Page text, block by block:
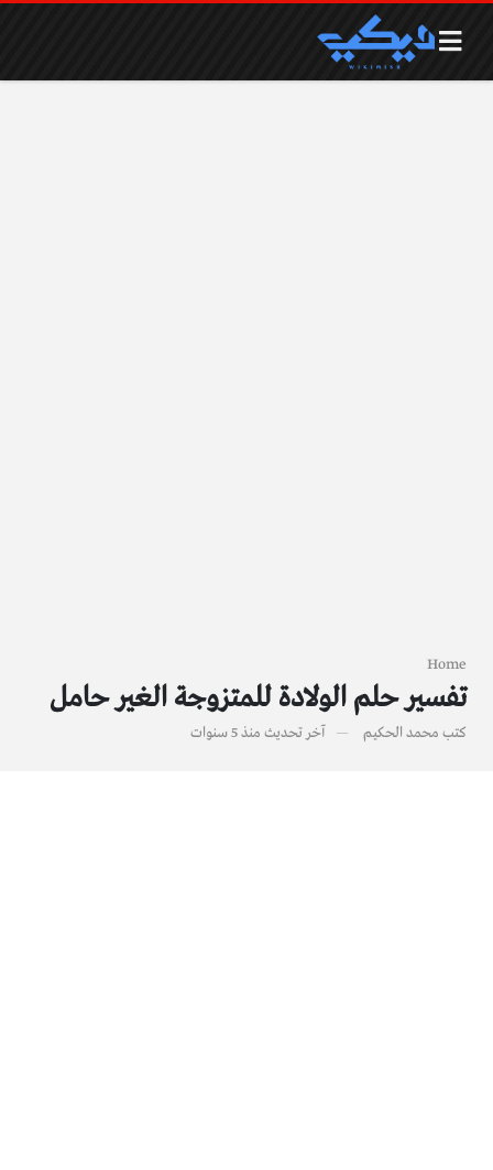
Home
تفسير حلم الولادة للمتزوجة الغير حامل
كتب محمد الحكيم آخر تحديث منذ 5 سنوات